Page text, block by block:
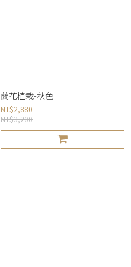
蘭花植栽-秋色
NT$2,880
NT$3,200